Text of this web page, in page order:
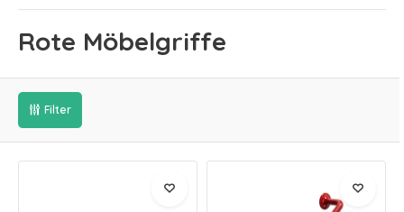
Rote Möbelgriffe
Filter